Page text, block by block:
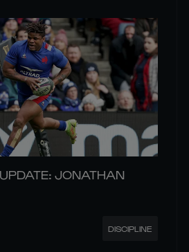
JONATHAN
DISCIPLINE